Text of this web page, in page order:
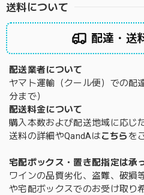
送料について
配達・送
配送業者について
ヤマト運輸（クール便）での配
分まで）
配送料金について
購入本数および配送地域に応じ
送料の詳細やQandAはこちら を
宅配ボックス・置き配指定は承
ワインの品質劣化、盗難、破損
や宅配ボックスでのお受け取り